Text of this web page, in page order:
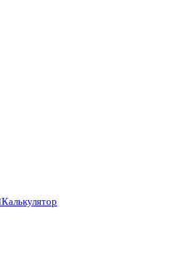
Калькулятор